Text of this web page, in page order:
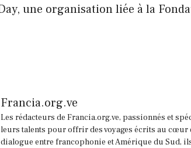
une organisation liée à la
Francia.org.ve
Les rédacteurs de Francia.org.ve, passionnés et
leurs talents pour offrir des voyages écrits au cœur
dialogue entre francophonie et Amérique du Sud,